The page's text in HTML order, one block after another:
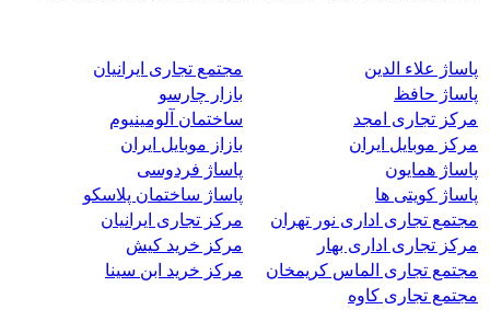
پاساژ علاء الدین
مجتمع تجاری ایرانیان
پاساژ حافظ
بازار چارسو
مرکز تجاری امجد
ساختمان آلومینیوم
مرکز موبایل ایران
بازاز موبایل ایران
پاساژ همایون
پاساژ فردوسی
پاساژ کویتی ها
پاساژ ساختمان پلاسکو
مجتمع تجاری اداری نور تهران
مرکز تجاری ایرانیان
مرکز تجاری اداری بهار
مرکز خرید کیش
مجتمع تجاری الماس کریمخان
مرکز خرید ابن سینا
مجتمع تجاری کاوه